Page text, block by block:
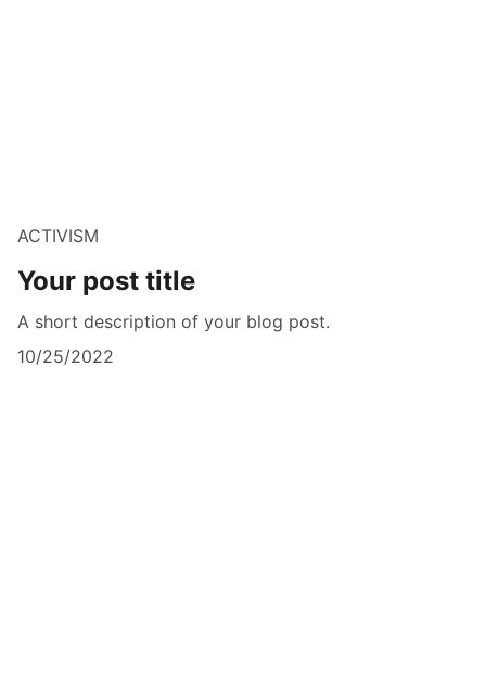
ACTIVISM
Your post title
A short description of your blog post.
10/25/2022